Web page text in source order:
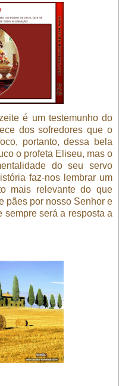
é um testemunho do
dos sofredores que o
portanto, dessa bela
o profeta Eliseu, mas o
do seu servo
faz-nos lembrar um
mais relevante do que
pães por nosso Senhor e
sempre será a resposta a